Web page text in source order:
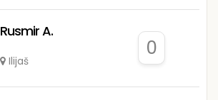
Rusmir A.
Ilijaš
0